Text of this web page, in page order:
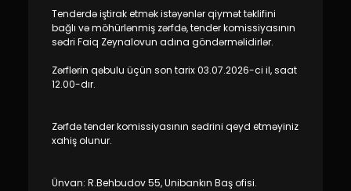
Keşbek
Tenderdə iştirak etmək istəyənlər qiymət təklifini
bağlı və möhürlənmiş zərfdə, tender komissiyasının
sədri Faiq Zeynalovun adına göndərməlidirlər.
Zərflərin qəbulu üçün son tarix 03.07.2026-ci il, saat
12.00-dır.
Zərfdə tender komissiyasının sədrini qeyd etməyiniz
xahiş olunur.
Ünvan: R.Behbudov 55, Unibankın Baş ofisi.